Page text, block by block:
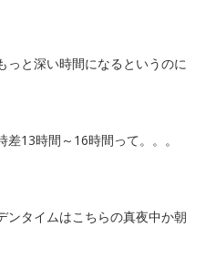
っと深い時間になるというのに
差13時間～16時間って。。。
ンタイムはこちらの真夜中か朝